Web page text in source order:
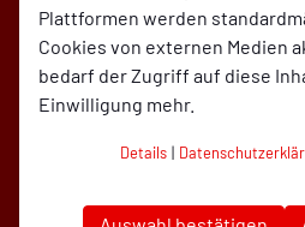
Plattformen werden
Cookies von externen Medien
bedarf der Zugriff auf diese
Einwilligung mehr.
Details |